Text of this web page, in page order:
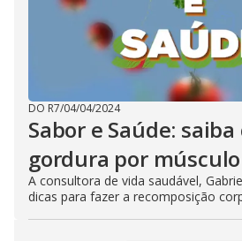
DO R7/04/04/2024
Sabor e Saúde:
gordura por músculo
A consultora de vida saudável,
dicas para fazer a recomposição